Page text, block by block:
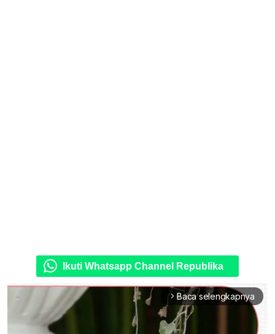
Ikuti Whatsapp Channel Republika
arrow_forward_ios Baca selengkapnya